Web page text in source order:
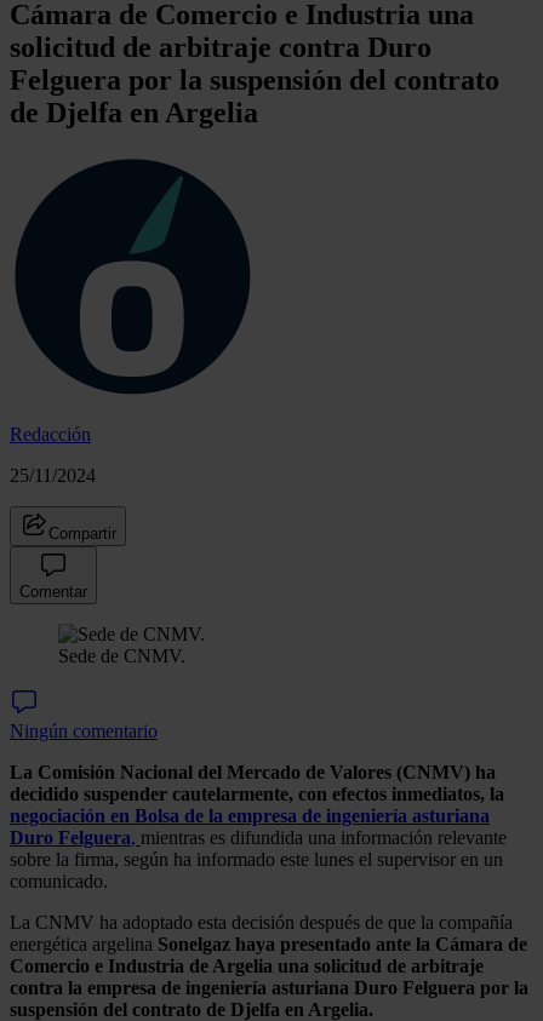
Cámara de Comercio e Industria una
solicitud de arbitraje contra Duro
Felguera por la suspensión del contrato
de Djelfa en Argelia
Redacción
25/11/2024
Compartir
Comentar
Sede de CNMV.
Ningún comentario
La Comisión Nacional del Mercado de Valores (CNMV) ha
decidido suspender cautelarmente, con efectos inmediatos, la
negociación en Bolsa de la empresa de ingeniería asturiana
Duro Felguera, mientras es difundida una información relevante
sobre la firma, según ha informado este lunes el supervisor en un
comunicado.
La CNMV ha adoptado esta decisión después de que la compañía
energética argelina Sonelgaz haya presentado ante la Cámara de
Comercio e Industria de Argelia una solicitud de arbitraje
contra la empresa de ingeniería asturiana Duro Felguera por la
suspensión del contrato de Djelfa en Argelia.